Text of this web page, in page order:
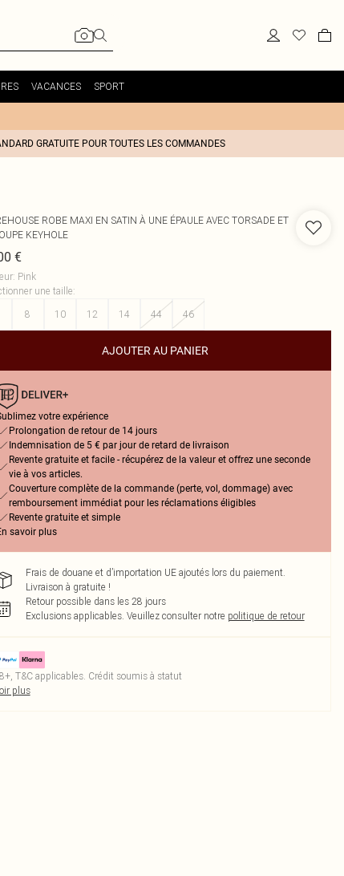
VACANCES SPORT
GRATUITE POUR TOUTES LES COMMANDES
ROBE MAXI EN SATIN À UNE ÉPAULE AVEC TORSADE ET
KEYHOLE
€
: Pink
une taille:
8 10 12 14 44 46
AJOUTER AU PANIER
votre expérience
Prolongation de retour de 14 jours
Indemnisation de 5 € par jour de retard de livraison
Revente gratuite et facile - récupérez de la valeur et offrez une seconde
vie à vos articles.
Couverture complète de la commande (perte, vol, dommage) avec
remboursement immédiat pour les réclamations éligibles
Revente gratuite et simple
savoir plus
Frais de douane et d’importation UE ajoutés lors du paiement.
Livraison à gratuite !
Retour possible dans les 28 jours
Exclusions applicables. Veuillez consulter notre politique de retour
T&C applicables. Crédit soumis à statut
plus